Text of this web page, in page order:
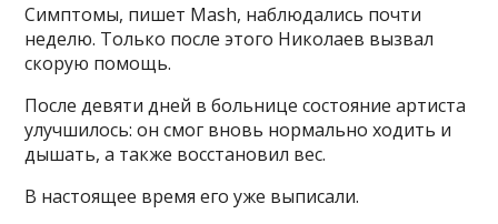
Симптомы, пишет Mash, наблюдались почти
неделю. Только после этого Николаев вызвал
скорую помощь.
После девяти дней в больнице состояние артиста
улучшилось: он смог вновь нормально ходить и
дышать, а также восстановил вес.
В настоящее время его уже выписали.